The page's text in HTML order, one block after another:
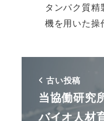
タンパク質精
機を用いた操
古い投稿
当協働研究
バイオ人材